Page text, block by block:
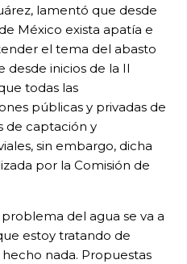
lamentó que desde
México exista apatía e
el tema del abasto
desde inicios de la II
todas las
públicas y privadas de
de captación y
sin embargo, dicha
por la Comisión de
del agua se va a
estoy tratando de
nada. Propuestas